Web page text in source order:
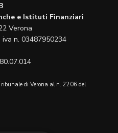
e Istituti Finanziari
Verona
iva n. 03487950234
di Verona al n. 2206 del